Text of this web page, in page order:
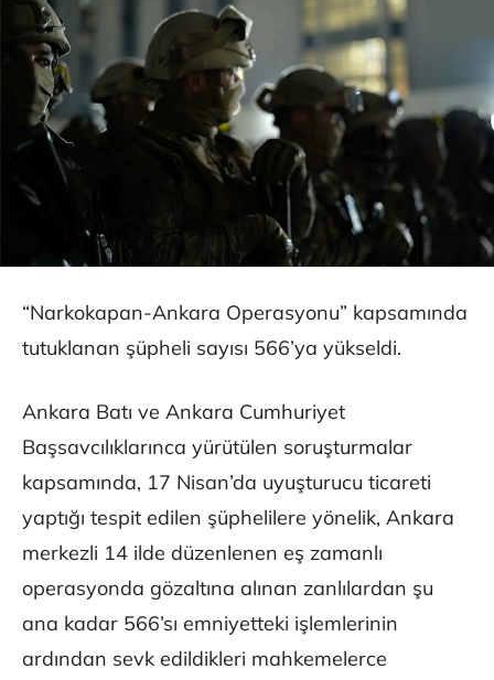
“Narkokapan-Ankara Operasyonu” kapsamında
tutuklanan şüpheli sayısı 566’ya yükseldi.
Ankara Batı ve Ankara Cumhuriyet
Başsavcılıklarınca yürütülen soruşturmalar
kapsamında, 17 Nisan’da uyuşturucu ticareti
yaptığı tespit edilen şüphelilere yönelik, Ankara
merkezli 14 ilde düzenlenen eş zamanlı
operasyonda gözaltına alınan zanlılardan şu
ana kadar 566’sı emniyetteki işlemlerinin
ardından sevk edildikleri mahkemelerce